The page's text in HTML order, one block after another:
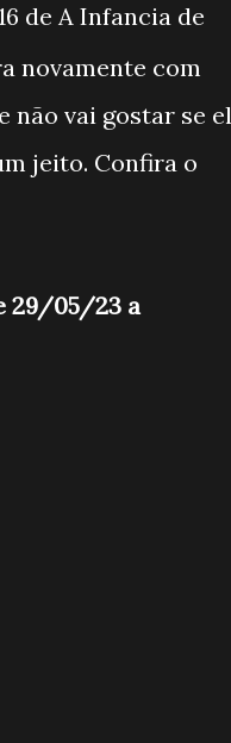
de A Infancia de
novamente com
não vai gostar se
jeito. Confira o
29/05/23 a